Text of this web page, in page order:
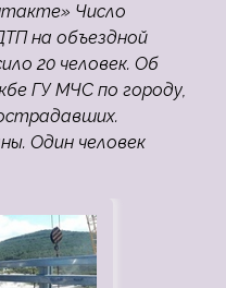
Число
на объездной
20 человек. Об
ГУ МЧС по городу,
Один человек